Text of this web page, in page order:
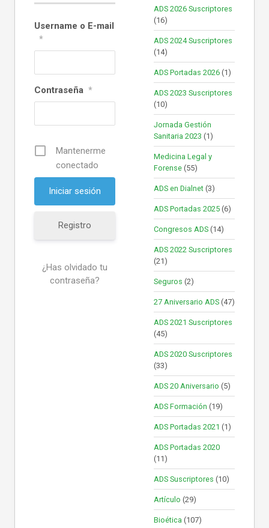
Username o E-mail
*
Contraseña *
Mantenerme
conectado
Registro
¿Has olvidado tu
contraseña?
ADS 2026 Suscriptores
(16)
ADS 2024 Suscriptores
(14)
ADS Portadas 2026 (1)
ADS 2023 Suscriptores
(10)
Jornada Gestión
Sanitaria 2023 (1)
Medicina Legal y
Forense (55)
ADS en Dialnet (3)
ADS Portadas 2025 (6)
Congresos ADS (14)
ADS 2022 Suscriptores
(21)
Seguros (2)
27 Aniversario ADS (47)
ADS 2021 Suscriptores
(45)
ADS 2020 Suscriptores
(33)
ADS 20 Aniversario (5)
ADS Formación (19)
ADS Portadas 2021 (1)
ADS Portadas 2020
(11)
ADS Suscriptores (10)
Artículo (29)
Bioética (107)